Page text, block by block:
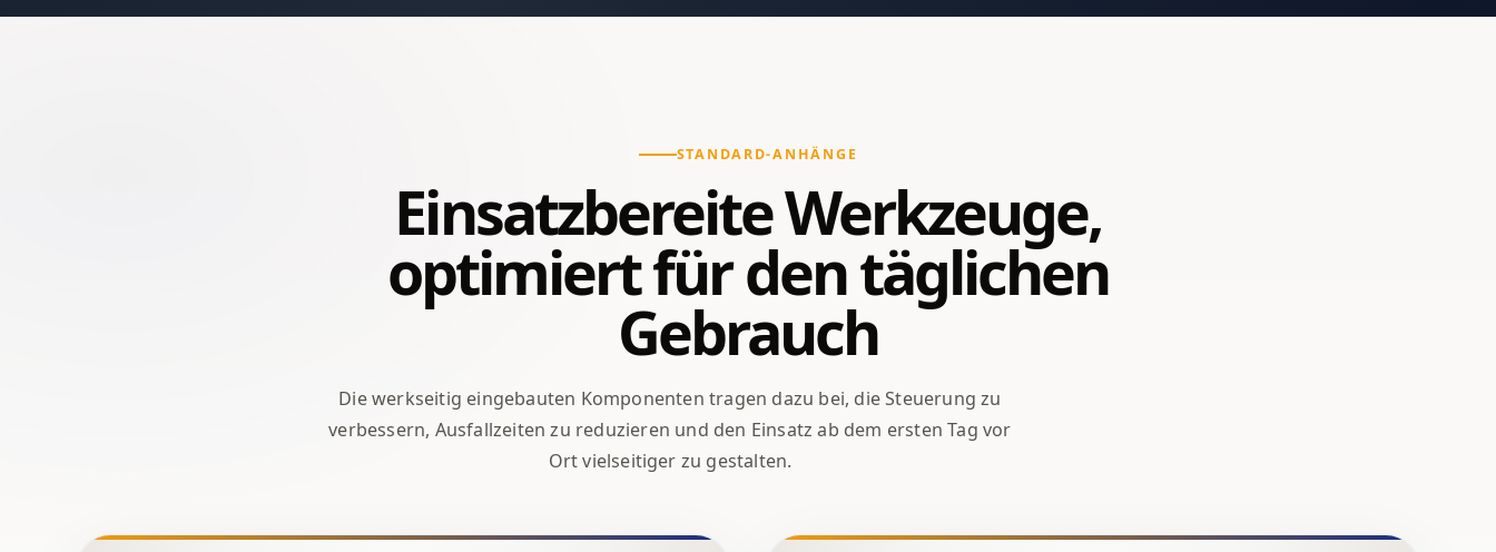
STANDARD-ANHÄNGE
Einsatzbereite Werkzeuge,
optimiert für den täglichen
Gebrauch
Die werkseitig eingebauten Komponenten tragen dazu bei, die Steuerung zu
verbessern, Ausfallzeiten zu reduzieren und den Einsatz ab dem ersten Tag vor
Ort vielseitiger zu gestalten.